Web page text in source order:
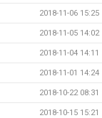
2018-11-06 15:25
2018-11-05 14:02
2018-11-04 14:11
2018-11-01 14:24
2018-10-22 08:31
2018-10-15 15:21